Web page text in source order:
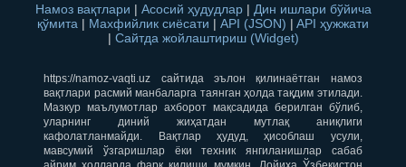
Намоз вақтлари | Асосий ҳудудлар | Дин ишлари бўйича
қўмита | Махфийлик сиёсати | API (JSON) | API ҳужжати
| Сайтда жойлаштириш (Widget)
https://namoz-vaqti.uz сайтида эълон қилинаётган намоз
вақтлари расмий манбаларга таянган ҳолда тақдим этилади.
Мазкур маълумотлар ахборот мақсадида берилган бўлиб,
уларнинг диний жиҳатдан мутлақ аниқлиги
кафолатланмайди. Вақтлар ҳудуд, ҳисоблаш усули,
мавсумий ўзгаришлар ёки техник янгиланишлар сабаб